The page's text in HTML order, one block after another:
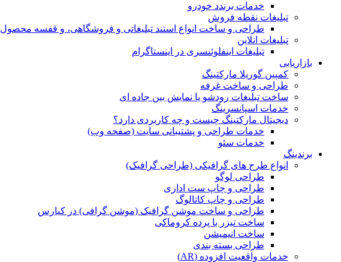
خدمات برندد خودرو
تبلیغات نقطه فروش
طراحی و ساخت انواع استند تبلیغاتی و فروشگاهی، و قفسه محصول
تبلیغات انلاین
تبلیغات اینفلوئنسری در اینستاگرام
بازاریابی
کمپین گوریلا مارکتینگ
طراحی و ساخت غرفه
ساخت تبلیغات رودشو یا نمایش بین جاده ای
خدمات اسپانسرینگ
دیجیتال مارکتینگ چیست و چه کاربردی دارد؟
خدمات طراحی و پشتیبانی سایت (صفحه وب)
خدمات سئو
برندینگ
انواع طرح های گرافیکی (طراحی گرافیک)
طراحی لوگو
طراحی و چاپ ست اداری
طراحی و چاپ کاتالوگ
طراحی و ساخت موشن گرافیک (موشن گرافی) در کیارس
ساخت تیزر با پرده کروماکی
ساخت انیمیشن
طراحی بسته بندی
خدمات واقعیت افزوده (AR)